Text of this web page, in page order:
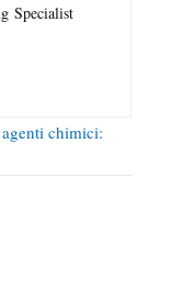
Specialist
chimici: